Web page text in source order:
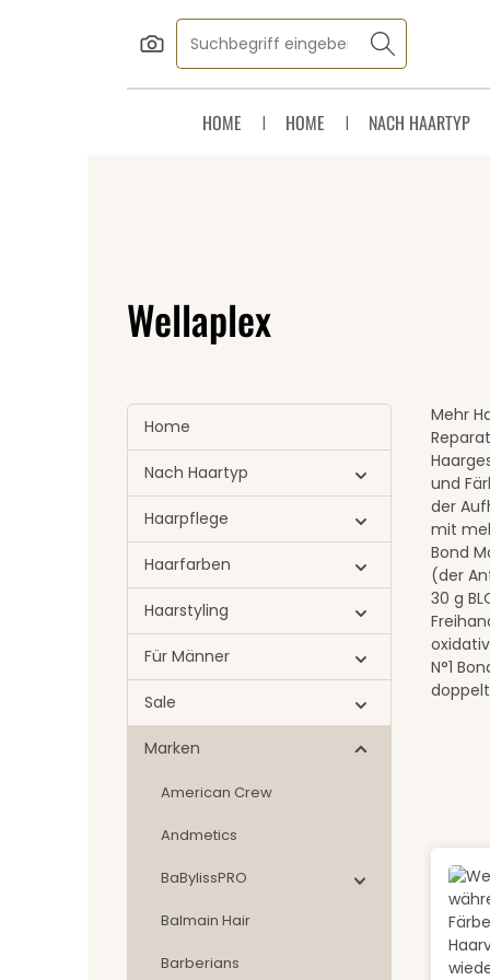
Zum Hauptinhalt springen
Zur Suche springen
Zur Hauptnavigation springen
HOME HOME NACH HAARTYP
Wellaplex
Home
Nach Haartyp
Haarpflege
Haarfarben
Haarstyling
Für Männer
Sale
Marken
American Crew
Andmetics
BaBylissPRO
Balmain Hair
Barberians
Mehr
und
der
mit
Bond
(der
30 g
N°1
doppelt